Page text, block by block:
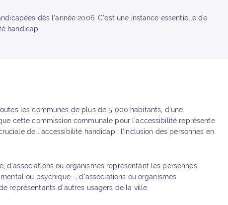
dès l’année 2006. C’est une instance essentielle de
handicap.
les communes de plus de 5 000 habitants, d’une
cette commission communale pour l’accessibilité représente
de l’accessibilité handicap : l’inclusion des personnes en
ou organismes représentant les personnes
ou psychique -, d’associations ou organismes
représentants d’autres usagers de la ville.